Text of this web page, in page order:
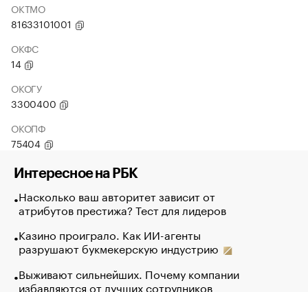
ОКТМО
81633101001
ОКФС
14
ОКОГУ
3300400
ОКОПФ
75404
Интересное на РБК
Насколько ваш авторитет зависит от
атрибутов престижа? Тест для лидеров
Казино проиграло. Как ИИ-агенты
разрушают букмекерскую индустрию
Выживают сильнейших. Почему компании
избавляются от лучших сотрудников